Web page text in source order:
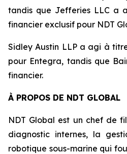
tandis que Jefferies LLC a
financier exclusif pour NDT
Sidley Austin LLP a agi à
pour Entegra, tandis que
financier.
À PROPOS DE NDT GLOBAL
NDT Global est un chef de
diagnostic internes, la
robotique sous-marine qui